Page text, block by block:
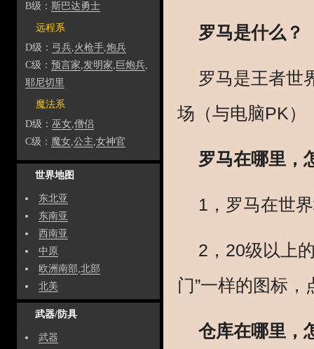
罗马是什么？
罗马是王者世
场（与电脑PK）
罗马在哪里，
1，罗马在世
2，20级以上
门”一样的图标
仓库在哪里，
B级： 斯巴达勇士
远程系
D级： 弓兵,火枪手,炮兵
C级： 预言家,发明家, 巨炮兵,
耶尼切里
魔法系
D级： 巫女,僧侣
C级： 魔女,公主,女神官
世界地图
东北亚
东南亚
西南亚
中原
欧洲南部,北部
北美
武器/防具
武器